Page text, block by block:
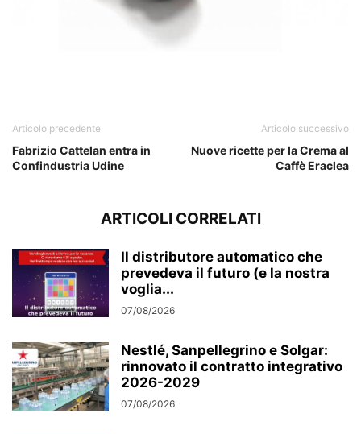
Articolo precedente
Fabrizio Cattelan entra in
Confindustria Udine
Articolo successivo
Nuove ricette per la Crema al
Caffè Eraclea
ARTICOLI CORRELATI
Il distributore automatico che
prevedeva il futuro (e la nostra
voglia...
07/08/2026
Nestlé, Sanpellegrino e Solgar:
rinnovato il contratto integrativo
2026-2029
07/08/2026